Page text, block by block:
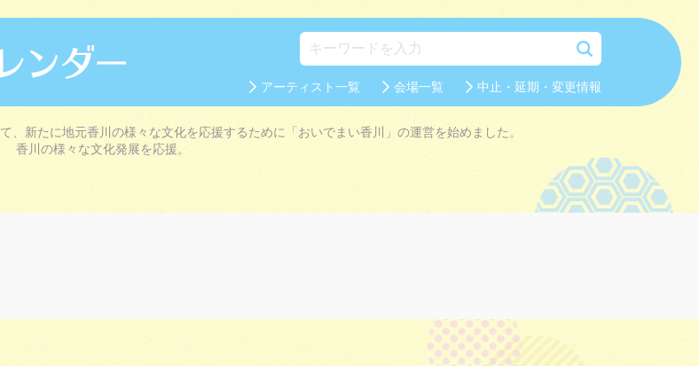
アーティスト一覧 会場一覧 中止・延期・変更情報
、新たに地元香川の様々な文化を応援するために「おいでまい香川」の運営を始めました。
香川の様々な文化発展を応援。